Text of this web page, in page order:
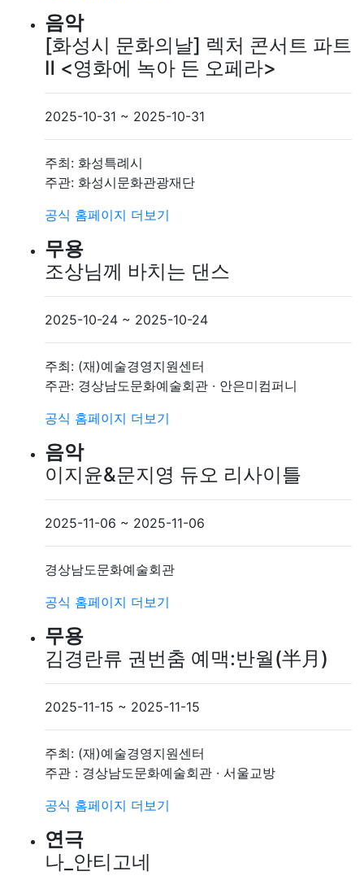
음악
[화성시 문화의날] 렉처 콘서트 파트
Ⅱ <영화에 녹아 든 오페라>
2025-10-31 ~ 2025-10-31
주최: 화성특례시
주관: 화성시문화관광재단
공식 홈페이지 더보기
무용
조상님께 바치는 댄스
2025-10-24 ~ 2025-10-24
주최: (재)예술경영지원센터
주관: 경상남도문화예술회관 · 안은미컴퍼니
공식 홈페이지 더보기
음악
이지윤&문지영 듀오 리사이틀
2025-11-06 ~ 2025-11-06
경상남도문화예술회관
공식 홈페이지 더보기
무용
김경란류 권번춤 예맥:반월(半月)
2025-11-15 ~ 2025-11-15
주최: (재)예술경영지원센터
주관 : 경상남도문화예술회관 · 서울교방
공식 홈페이지 더보기
연극
나_안티고네